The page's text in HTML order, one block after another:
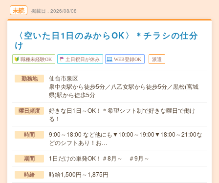
未読 掲載日 2026/08/08
〈空いた日1日のみからOK〉＊チラシの仕分
け
職種未経験OK 土日祝日が休み WEB登録OK 派遣
勤務地
仙台市泉区
泉中央駅から徒歩5分／八乙女駅から徒歩5分／黒松(宮城
県)駅から徒歩5分
曜日頻度
好きな日1日～OK！＊希望シフト制で好きな曜日で働け
る！
時間
9:00～18:00 など他にも▼10:00～19:00▼18:00～21:00な
どのシフトあり！お…
期間 1日だけの単発OK！＃8月～ ＃9月～
時給 時給1,500円～1,875円